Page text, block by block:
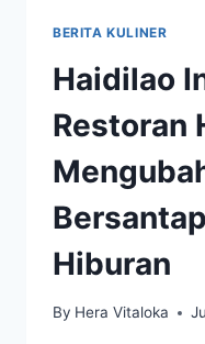
BERITA KULINER
Haidilao
Restoran
Hiburan
By Hera Vitaloka